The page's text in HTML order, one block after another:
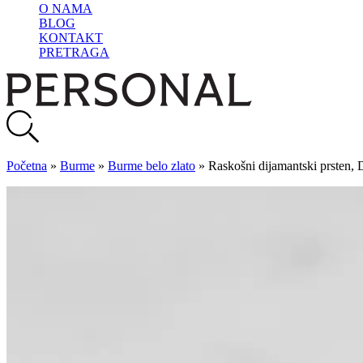
O NAMA
BLOG
KONTAKT
PRETRAGA
Početna » Burme » Burme belo zlato » Raskošni dijamantski prsten,